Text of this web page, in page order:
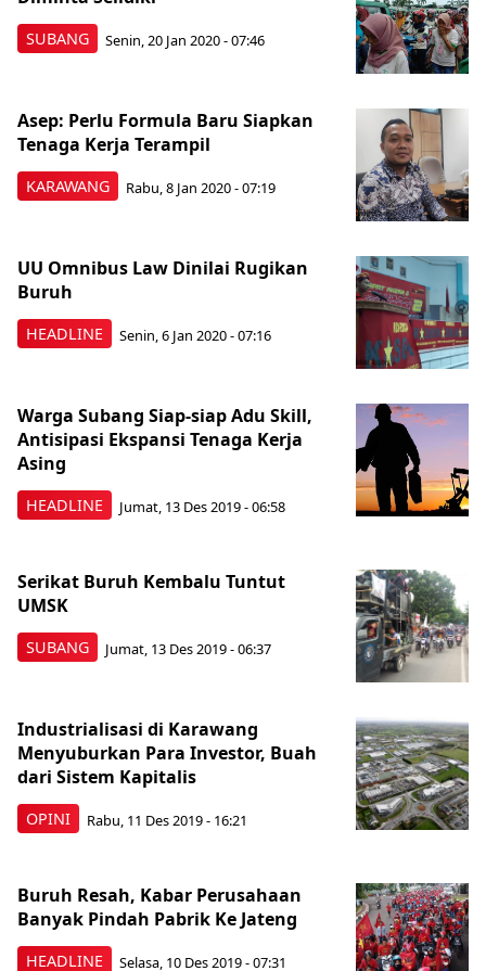
SUBANG Senin, 20 Jan 2020 - 07:46
KARAWANG
Asep: Perlu Formula Baru Siapkan
Tenaga Kerja Terampil
Rabu, 8 Jan 2020 - 07:19
HEADLINE
UU Omnibus Law Dinilai Rugikan
Buruh
Senin, 6 Jan 2020 - 07:16
HEADLINE
Warga Subang Siap-siap Adu Skill,
Antisipasi Ekspansi Tenaga Kerja
Asing
Jumat, 13 Des 2019 - 06:58
SUBANG
Serikat Buruh Kembalu Tuntut
UMSK
Jumat, 13 Des 2019 - 06:37
OPINI
Industrialisasi di Karawang
Menyuburkan Para Investor, Buah
dari Sistem Kapitalis
Rabu, 11 Des 2019 - 16:21
HEADLINE
Buruh Resah, Kabar Perusahaan
Banyak Pindah Pabrik Ke Jateng
Selasa, 10 Des 2019 - 07:31